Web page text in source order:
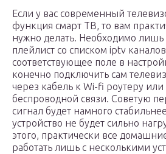
Если у вас современный
функция смарт ТВ, то вам
нужно делать. Необходимо лишь
плейлист со списком iptv
соответствующее поле в
конечно подключить сам
через кабель к Wi-fi роутеру или
беспроводной связи. Советую
сигнал будет намного
устройство не будет сильно
этого, практически все
работать лишь с несколькими